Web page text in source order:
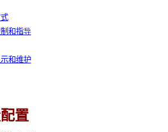
和指导
和维护
置